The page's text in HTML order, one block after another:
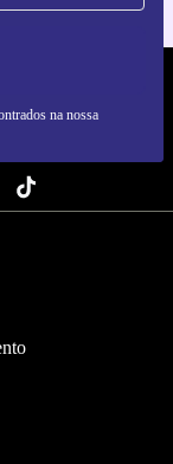
na nossa